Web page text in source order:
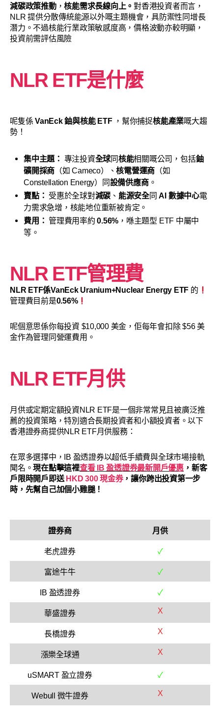
減碳政策推動，核能需求長線向上。對香港投資者而言，
NLR 提供分散傳統能源以外嘅主題機會，具防禦性同增長
潛力。不過核能行業政策敏感度高，價格波動亦較明顯，
投資前需評估風險
NLR ETF是什麼
呢隻係VanEck 鈾與核能 ETF，幫你捕捉核能產業嘅大趨
勢！
集中主題： 專注投資全球同核能相關嘅公司，包括鈾
礦開採商 （如 Cameco）、核電營運商 （如
Constellation Energy）同設備供應商。
賣點： 受惠於全球對減碳 、 能源安全同AI 數據中心電
力需求急增，核能地位重新被肯定。
費用： 管理費用率約0.56% ，喺主題型 ETF 中屬中
等。
NLR ETF管理費
NLR ETF係VanEck Uranium+Nuclear Energy ETF 的
管理費目前是0.56%
呢個意思係你每投資 $10,000 美金，佢每年會扣除 $56 美
金作為管理同營運費用。
NLR ETF月供
月供或定期定額投資NLR ETF是一個非常常見且被廣泛推
薦的投資策略，特別適合長期投資者和小額投資者。以下
香港證券商提供NLR ETF月供服務：
在眾多選擇中，IB 盈透證券以超低手續費與全球市場接軌
聞名。現在點擊這裡查看 IB 盈透證券最新開戶優惠 ，新客
戶限時開戶即送 HKD 300 現金券，讓你跨出投資第一步
時，先幫自己加個小雞腿！
證券商 月供
老虎證券 ✓
富途牛牛 ✓
IB 盈透證券 ✓
華盛證券 X
長橋證券 X
漲樂全球通 X
uSMART 盈立證券 ✓
Webull 微牛證券 X